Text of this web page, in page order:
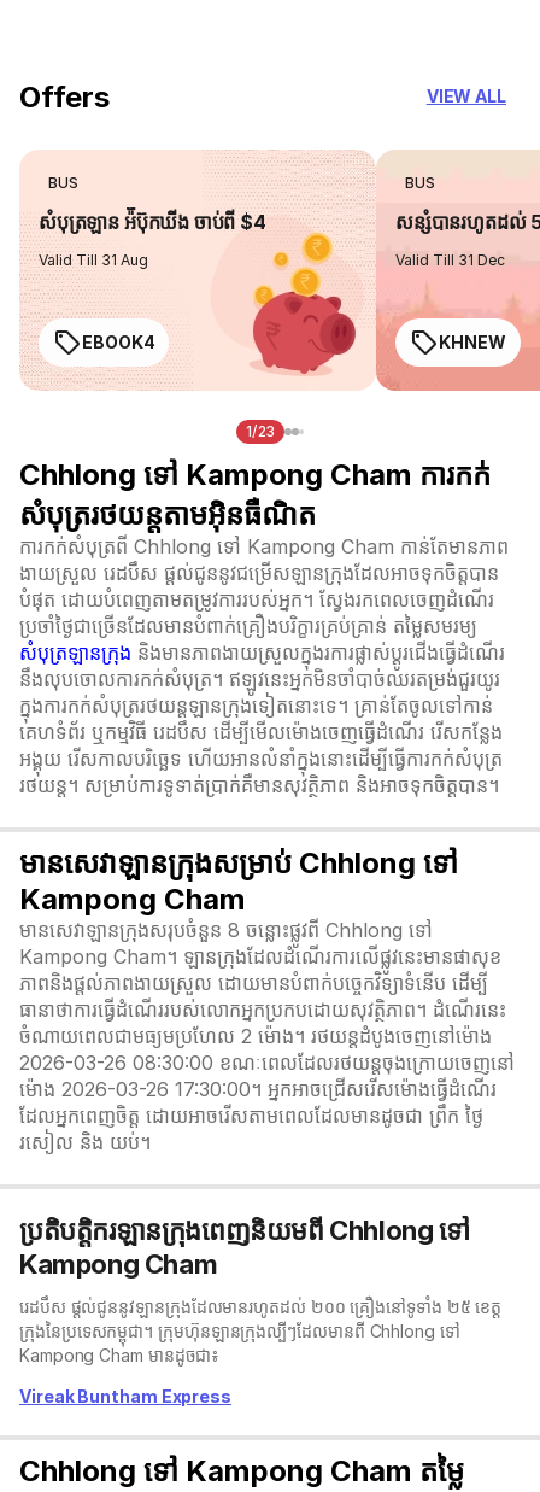
Offers VIEW ALL
BUS
សំបុត្រឡាន អ៉ីប៊ុកឃីង ចាប់ពី $4
Valid Till 31 Aug
EBOOK4
BUS
សន្សំបានរហូតដល់
Valid Till 31 Dec
KHNEW
1/23
Chhlong ទៅ Kampong Cham ការកក់
សំបុត្ររថយន្តតាមអ៊ិនធឺណិត
ការកក់សំបុត្រពី Chhlong ទៅ Kampong Cham កាន់តែមានភាព
ងាយស្រួល រេដបឹស ផ្តល់ជូននូវជម្រើសឡានក្រុងដែលអាចទុកចិត្តបាន
បំផុត ដោយបំពេញតាមតម្រូវការរបស់អ្នក។ ស្វែងរកពេលចេញដំណើរ
ប្រចាំថ្ងៃជាច្រើនដែលមានបំពាក់គ្រឿងបរិក្ខារគ្រប់គ្រាន់ តម្លៃសមរម្យ
សំបុត្រឡានក្រុង និងមានភាពងាយស្រួលក្នុងរការផ្លាស់ប្ដូរជើងធ្វើដំណើរ
នឹងលុបចោលការកក់សំបុត្រ។ ឥឡូវនេះអ្នកមិនចាំបាច់ឈរតម្រង់ជួរយូរ
ក្នុងការកក់សំបុត្ររថយន្តឡានក្រុងទៀតនោះទេ។ គ្រាន់តែចូលទៅកាន់
គេហទំព័រ ឬកម្មវិធី រេដបឹស ដើម្បីមើលម៉ោងចេញធ្វើដំណើរ រើសកន្លែង
អង្គុយ រើសកាលបរិច្ឆេទ ហើយអានលំនាំក្នុងនោះដើម្បីធ្វើការកក់សំបុត្រ
រថយន្ត។ សម្រាប់ការទូទាត់ប្រាក់គឺមានសុវត្ថិភាព និងអាចទុកចិត្តបាន។
មានសេវាឡានក្រុងសម្រាប់ Chhlong ទៅ
Kampong Cham
មានសេវាឡានក្រុងសរុបចំនួន 8 ចន្លោះផ្លូវពី Chhlong ទៅ
Kampong Cham។ ឡានក្រុងដែលដំណើរការលើផ្លូវនេះមានផាសុខ
ភាពនិងផ្តល់ភាពងាយស្រួល ដោយមានបំពាក់បច្ចេកវិទ្យាទំនើប ដើម្បី
ធានាថាការធ្វើដំណើររបស់លោកអ្នកប្រកបដោយសុវត្ថិភាព។ ដំណើរនេះ
ចំណាយពេលជាមធ្យមប្រហែល 2 ម៉ោង។ រថយន្តដំបូងចេញនៅម៉ោង
2026-03-26 08:30:00 ខណៈពេលដែលរថយន្តចុងក្រោយចេញនៅ
ម៉ោង 2026-03-26 17:30:00។ អ្នកអាចជ្រើសរើសម៉ោងធ្វើដំណើរ
ដែលអ្នកពេញចិត្ត ដោយអាចរើសតាមពេលដែលមានដូចជា ព្រឹក ថ្ងៃ
រសៀល និង យប់។
ប្រតិបត្តិករឡានក្រុងពេញនិយមពី Chhlong ទៅ
Kampong Cham
រេដបឹស ផ្តល់ជូននូវឡានក្រុងដែលមានរហូតដល់ ២០០ គ្រឿងនៅទូទាំង ២៥ ខេត្ត
ក្រុងនៃប្រទេសកម្ពុជា។ ក្រុមហ៊ុនឡានក្រុងល្បីៗដែលមានពី Chhlong ទៅ
Kampong Cham មានដូចជា៖
Vireak Buntham Express
Chhlong ទៅ Kampong Cham តម្លៃ